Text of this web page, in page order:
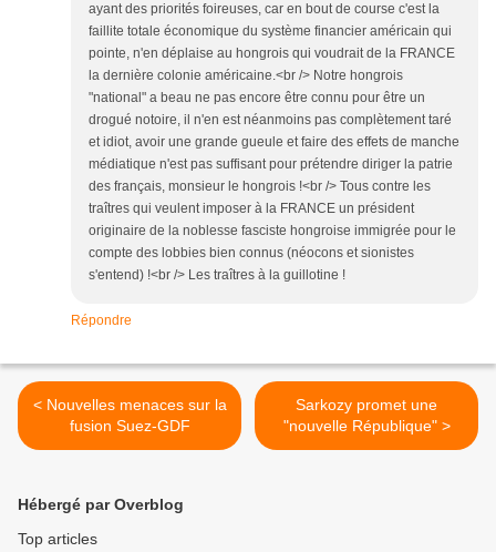
ayant des priorités foireuses, car en bout de course c'est la
faillite totale économique du système financier américain qui
pointe, n'en déplaise au hongrois qui voudrait de la FRANCE
la dernière colonie américaine.<br /> Notre hongrois
"national" a beau ne pas encore être connu pour être un
drogué notoire, il n'en est néanmoins pas complètement taré
et idiot, avoir une grande gueule et faire des effets de manche
médiatique n'est pas suffisant pour prétendre diriger la patrie
des français, monsieur le hongrois !<br /> Tous contre les
traîtres qui veulent imposer à la FRANCE un président
originaire de la noblesse fasciste hongroise immigrée pour le
compte des lobbies bien connus (néocons et sionistes
s'entend) !<br /> Les traîtres à la guillotine !
Répondre
< Nouvelles menaces sur la
fusion Suez-GDF
Sarkozy promet une
"nouvelle République" >
Hébergé par Overblog
Top articles